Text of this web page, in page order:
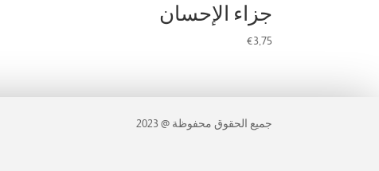
جزاء الإحسان
€3,75
جميع الحقوق محفوظة @ 2023